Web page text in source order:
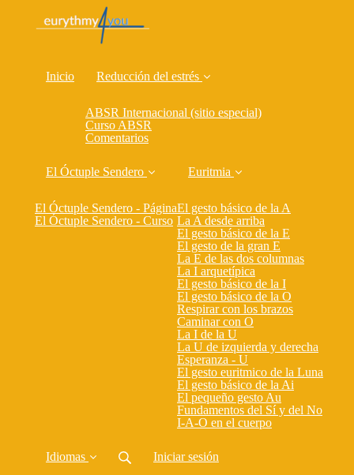
Inicio Reducción del estrés
ABSR Internacional (sitio especial)
Curso ABSR
Comentarios
El Óctuple Sendero
El Óctuple Sendero - Página
El Óctuple Sendero - Curso
Euritmia
El gesto básico de la A
La A desde arriba
El gesto básico de la E
El gesto de la gran E
La E de las dos columnas
La I arquetípica
El gesto básico de la I
El gesto básico de la O
Respirar con los brazos
Caminar con O
La I de la U
La U de izquierda y derecha
Esperanza - U
El gesto euritmico de la Luna
El gesto básico de la Ai
El pequeño gesto Au
Fundamentos del Sí y del No
I-A-O en el cuerpo
Idiomas Iniciar sesión